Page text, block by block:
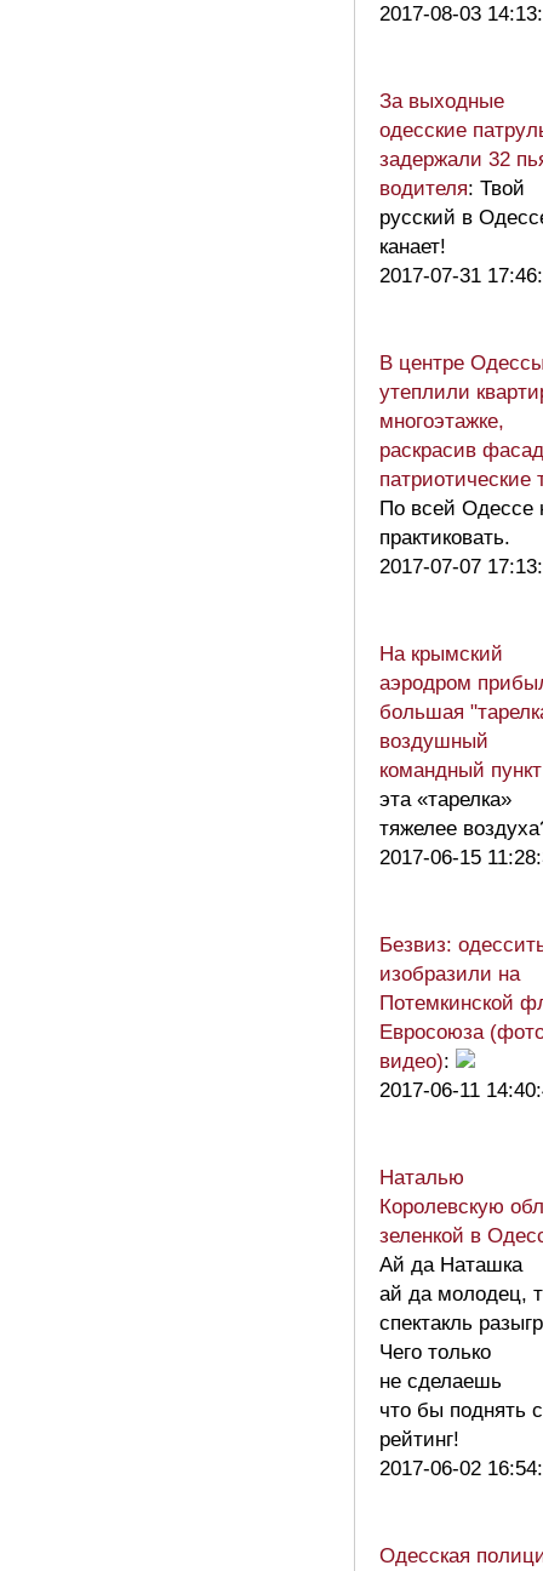
2017-08-03
За выходные
одесские
задержали 32
водителя: Твой
русский в
канает!
2017-07-31
В центре
утеплили
многоэтажке,
раскрасив
патриотические
По всей Одессе
практиковать.
2017-07-07
На крымский
аэродром
большая
воздушный
командный пункт
эта «тарелка»
тяжелее
2017-06-15
Безвиз:
изобразили на
Потемкинской
Евросоюза
видео):
2017-06-11
Наталью
Королевскую
зеленкой в
Ай да Наташка
ай да молодец,
спектакль
Чего только
не сделаешь
что бы поднять
рейтинг!
2017-06-02
Одесская